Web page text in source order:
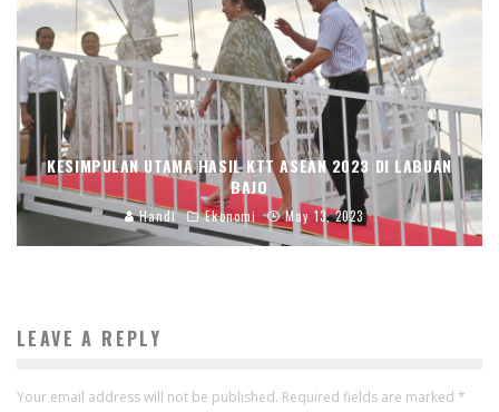
KESIMPULAN UTAMA HASIL KTT ASEAN 2023 DI LABUAN
BAJO
Handi Ekonomi May 13, 2023
LEAVE A REPLY
Your email address will not be published. Required fields are marked *